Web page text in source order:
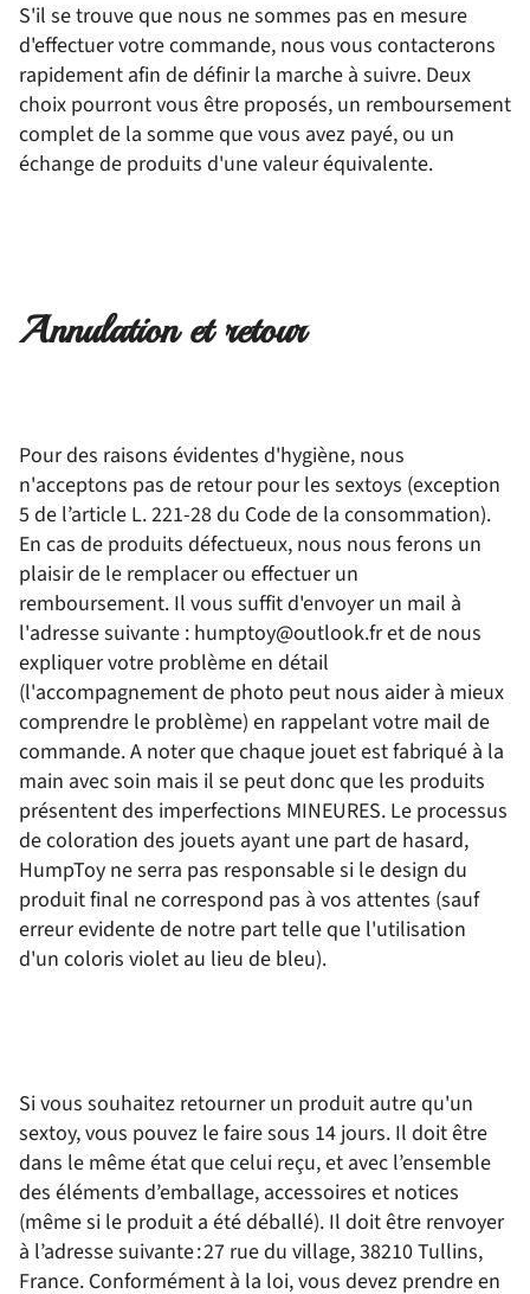
S'il se trouve que nous ne sommes pas en mesure
d'effectuer votre commande, nous vous contacterons
rapidement afin de définir la marche à suivre. Deux
choix pourront vous être proposés, un remboursement
complet de la somme que vous avez payé, ou un
échange de produits d'une valeur équivalente.
Annulation et retour
Pour des raisons évidentes d'hygiène, nous
n'acceptons pas de retour pour les sextoys (exception
5 de l’article L. 221-28 du Code de la consommation).
En cas de produits défectueux, nous nous ferons un
plaisir de le remplacer ou effectuer un
remboursement. Il vous suffit d'envoyer un mail à
l'adresse suivante : humptoy@outlook.fr et de nous
expliquer votre problème en détail
(l'accompagnement de photo peut nous aider à mieux
comprendre le problème) en rappelant votre mail de
commande. A noter que chaque jouet est fabriqué à la
main avec soin mais il se peut donc que les produits
présentent des imperfections MINEURES. Le processus
de coloration des jouets ayant une part de hasard,
HumpToy ne serra pas responsable si le design du
produit final ne correspond pas à vos attentes (sauf
erreur evidente de notre part telle que l'utilisation
d'un coloris violet au lieu de bleu).
Si vous souhaitez retourner un produit autre qu'un
sextoy, vous pouvez le faire sous 14 jours. Il doitêtre
dans le même état que celui reçu, et avec l’ensemble
des éléments d’emballage, accessoires et notices
(même si le produit a été déballé). Il doit être renvoyer
à l’adresse suivante : 27 rue du village, 38210 Tullins,
France. Conformément à la loi, vous devez prendre en